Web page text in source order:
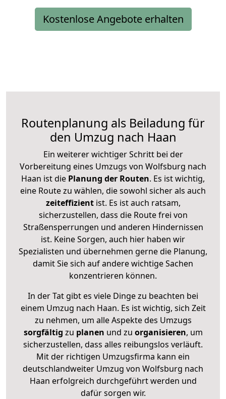
Kostenlose Angebote erhalten
Routenplanung als Beiladung für
den Umzug nach Haan
Ein weiterer wichtiger Schritt bei der
Vorbereitung eines Umzugs von Wolfsburg nach
Haan ist die Planung der Routen. Es ist wichtig,
eine Route zu wählen, die sowohl sicher als auch
zeiteffizientist. Es ist auch ratsam,
sicherzustellen, dass die Route frei von
Straßensperrungen und anderen Hindernissen
ist. Keine Sorgen, auch hier haben wir
Spezialisten und übernehmen gerne die Planung,
damit Sie sich auf andere wichtige Sachen
konzentrieren können.
In der Tat gibt es viele Dinge zu beachten bei
einem Umzug nach Haan. Es ist wichtig, sich Zeit
zu nehmen, um alle Aspekte des Umzugs
sorgfältig zu planen und zu organisieren, um
sicherzustellen, dass alles reibungslos verläuft.
Mit der richtigen Umzugsfirma kann ein
deutschlandweiter Umzug von Wolfsburg nach
Haan erfolgreich durchgeführt werden und
dafür sorgen wir.